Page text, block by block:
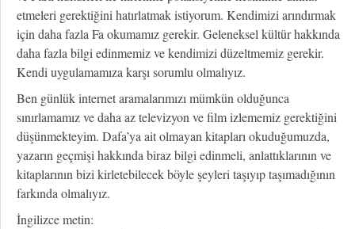
etmeleri gerektiğini hatırlatmak istiyorum. Kendimizi arındırmak
için daha fazla Fa okumamız gerekir. Geleneksel kültür hakkında
daha fazla bilgi edinmemiz ve kendimizi düzeltmemiz gerekir.
Kendi uygulamamıza karşı sorumlu olmalıyız.
Ben günlük internet aramalarımızı mümkün olduğunca
sınırlamamız ve daha az televizyon ve film izlememiz gerektiğini
düşünmekteyim. Dafa’ya ait olmayan kitapları okuduğumuzda,
yazarın geçmişi hakkında biraz bilgi edinmeli, anlattıklarının ve
kitaplarının bizi kirletebilecek böyle şeyleri taşıyıp taşımadığının
farkında olmalıyız.
İngilizce metin: